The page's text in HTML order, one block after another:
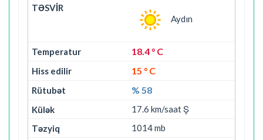
Aydın
18.4 ° C
15 ° C
% 58
17.6 km/saat Ş
1014 mb